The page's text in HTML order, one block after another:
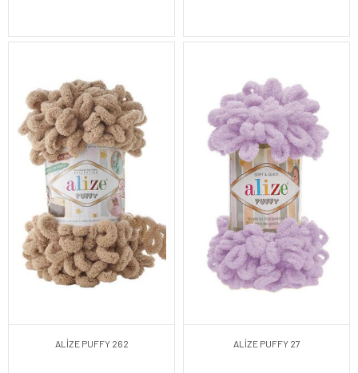
ALİZE PUFFY 262 ALİZE PUFFY 27